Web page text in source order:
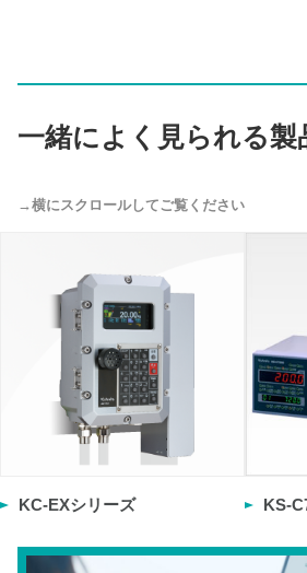
一緒によく見られる製
KC-EXシリーズ KS-